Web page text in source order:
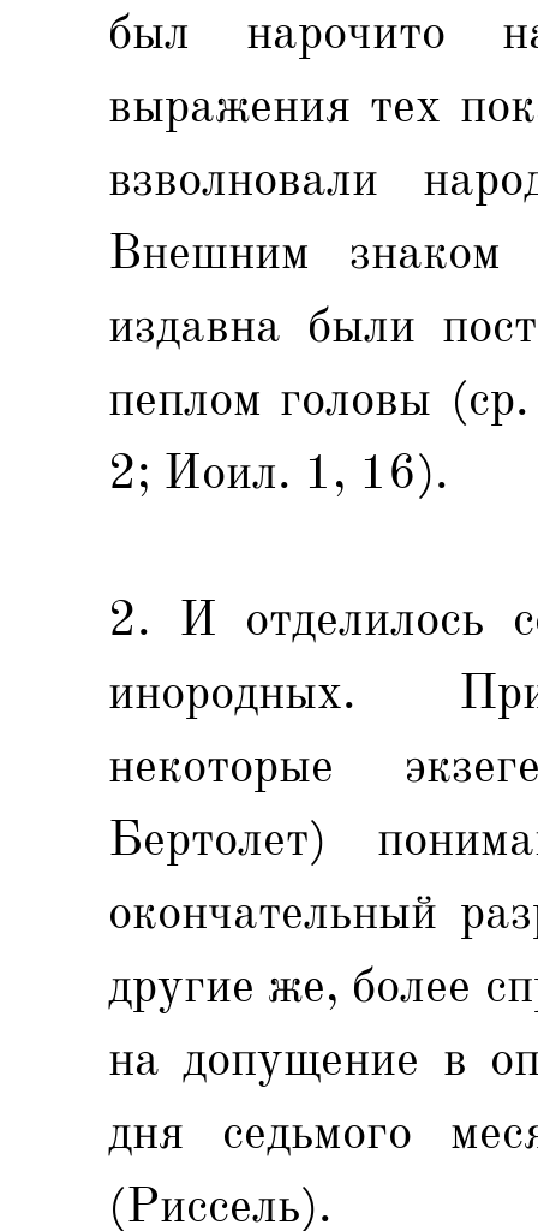
был нарочито
выражения тех
взволновали
Внешним знаком
издавна были
пеплом головы
2; Иоил. 1, 16).
2. И отделилось
инородных.
некоторые
Бертолет)
окончательный
другие же, более
на допущение в
дня седьмого
(Риссель).